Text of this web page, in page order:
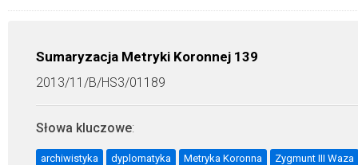
Sumaryzacja Metryki Koronnej 139
2013/11/B/HS3/01189
Słowa kluczowe:
archiwistyka dyplomatyka Metryka Koronna Zygmunt III Waza